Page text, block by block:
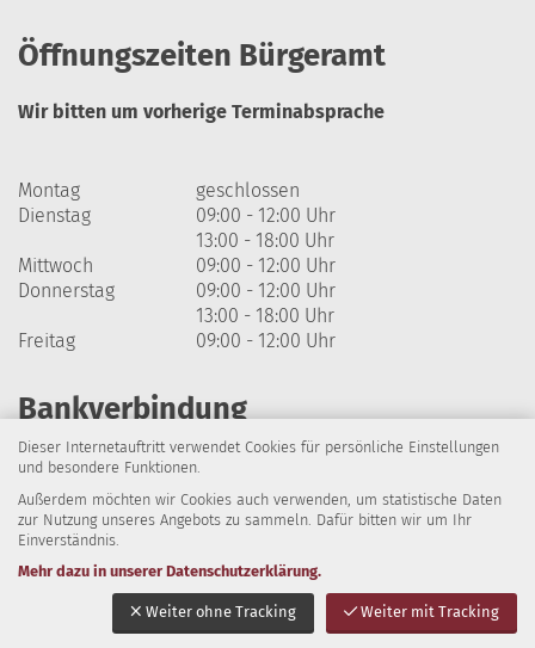
Dieser Internetauftritt verwendet Cookies für persönliche Einstellungen
und besondere Funktionen.
Außerdem möchten wir Cookies auch verwenden, um statistische Daten
zur Nutzung unseres Angebots zu sammeln. Dafür bitten wir um Ihr
Einverständnis.
Mehr dazu in unserer Datenschutzerklärung.
Weiter ohne Tracking Weiter mit Tracking
Öffnungszeiten Bürgeramt
Wir bitten um vorherige Terminabsprache
Montag
geschlossen
Dienstag
09:00 - 12:00 Uhr
13:00 - 18:00 Uhr
Mittwoch
09:00 - 12:00 Uhr
Donnerstag
09:00 - 12:00 Uhr
13:00 - 18:00 Uhr
Freitag
09:00 - 12:00 Uhr
Bankverbindung
Harzsparkasse
IBAN: DE64 8105 2000 0320 1838 07
BIC: NOLADE21HRZ
Impressum Datenschutz Barrierefreiheit